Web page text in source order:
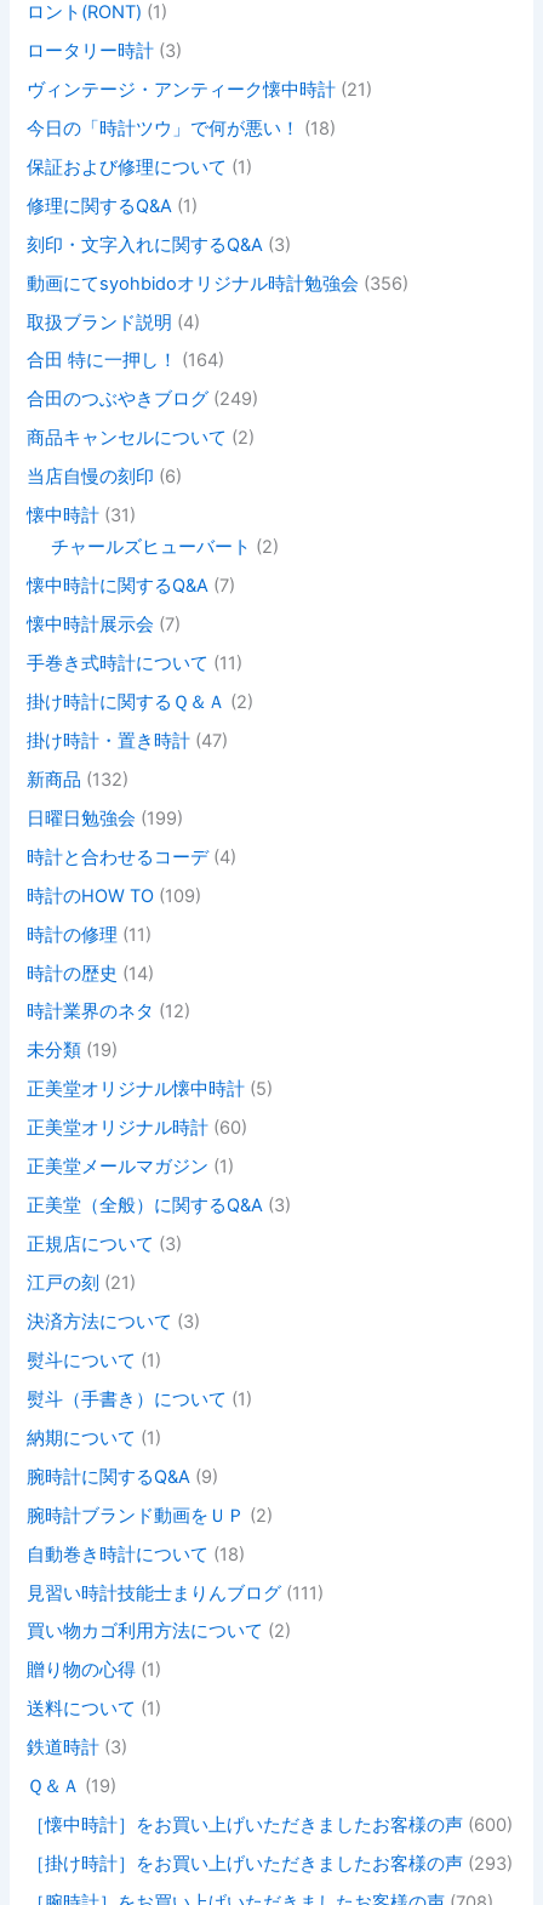
ロント(RONT) (1)
ロータリー時計 (3)
ヴィンテージ・アンティーク懐中時計 (21)
今日の「時計ツウ」で何が悪い！
(18)
保証および修理について (1)
修理に関するQ&A (1)
刻印・文字入れに関するQ&A (3)
動画にてsyohbidoオリジナル時計勉強会 (356)
取扱ブランド説明 (4)
合田 特に一押し！
(164)
合田のつぶやきブログ (249)
商品キャンセルについて (2)
当店自慢の刻印 (6)
懐中時計 (31)
チャールズヒューバート (2)
懐中時計に関するQ&A (7)
懐中時計展示会 (7)
手巻き式時計について (11)
掛け時計に関するＱ＆Ａ (2)
掛け時計・置き時計 (47)
新商品 (132)
日曜日勉強会 (199)
時計と合わせるコーデ(4)
時計のHOW TO (109)
時計の修理 (11)
時計の歴史 (14)
時計業界のネタ (12)
未分類 (19)
正美堂オリジナル懐中時計 (5)
正美堂オリジナル時計 (60)
正美堂メールマガジン (1)
正美堂（全般）に関するQ&A (3)
正規店について (3)
江戸の刻 (21)
決済方法について (3)
熨斗について (1)
熨斗（手書き）について (1)
納期について (1)
腕時計に関するQ&A (9)
腕時計ブランド動画をＵＰ (2)
自動巻き時計について (18)
見習い時計技能士まりんブログ (111)
買い物カゴ利用方法について (2)
贈り物の心得 (1)
送料について (1)
鉄道時計 (3)
Ｑ＆Ａ (19)
［懐中時計］をお買い上げいただきましたお客様の声 (600)
［掛け時計］をお買い上げいただきましたお客様の声 (293)